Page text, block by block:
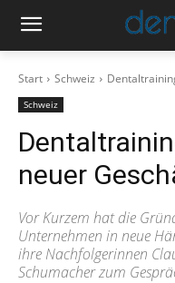
Start Schweiz
Schweiz
neuer
Vor Kurzem hat die
Unternehmen in neue
ihre Nachfolgerinnen
Schumacher zum